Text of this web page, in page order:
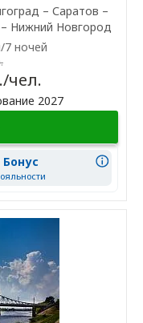
– Саратов –
Нижний Новгород
7 ночей
чел.
2027